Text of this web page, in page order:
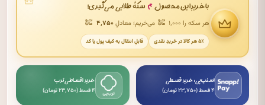
با خریدِ این محصول ۴ سکهٔ طلایی می‌گیری!
هر سکه را ۱٬۰۰۰ می‌خریم؛ معادلِ۴٬۷۵۰
۵٪ هر کالا در خریدِ نقدی قابلِ انتقال به کیف پول یا کد
اسنپ‌پی: خرید قسطی
۴ قسط (۲۳٬۷۵۰ تومان)
خرید اقساطی ترب
۴ قسط (۲۳٬۷۵۰ تومان)